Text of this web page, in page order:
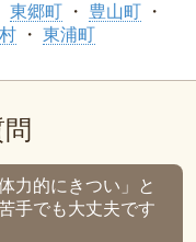
東郷町
豊山町
東浦町
力的にきつい」と
手でも大丈夫です